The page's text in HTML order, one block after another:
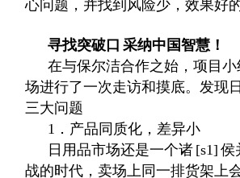
心问题，并找到风险少，效果好
寻找突破口 采纳中国智慧！
在与保尔洁合作之始，项目
场进行了一次走访和摸底。发现
三大问题
1．产品同质化，差异小
日用品市场还是一个诸 [s1] 侯
战的时代，卖场上同一排货架上